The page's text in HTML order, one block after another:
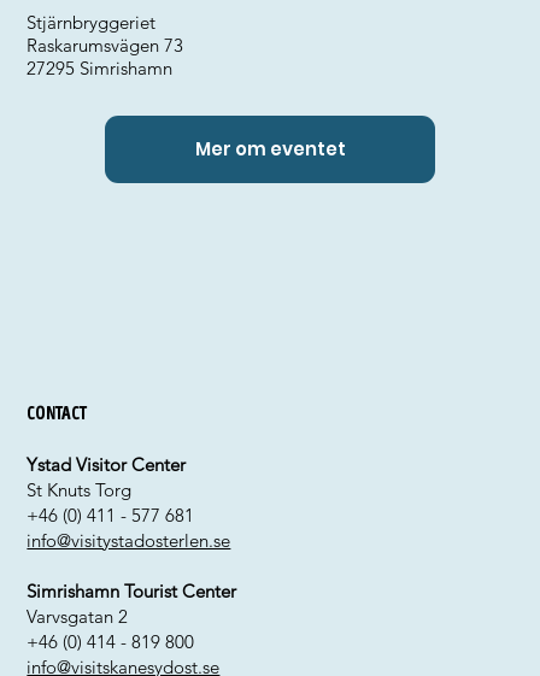
Stjärnbryggeriet
Raskarumsvägen 73
27295 Simrishamn
Mer om eventet
Contact
Ystad Visitor Center
St Knuts Torg
+46 (0) 411 - 577 681
info@visitystadosterlen.se
Simrishamn Tourist Center
Varvsgatan 2
+46 (0) 414 - 819 800
info@visitskanesydost.se